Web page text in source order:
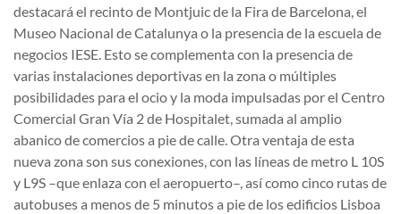
destacará el recinto de Montjuic de la Fira de Barcelona, el
Museo Nacional de Catalunya o la presencia de la escuela de
negocios IESE. Esto se complementa con la presencia de
varias instalaciones deportivas en la zona o múltiples
posibilidades para el ocio y la moda impulsadas por el Centro
Comercial Gran Vía 2 de Hospitalet, sumada al amplio
abanico de comercios a pie de calle. Otra ventaja de esta
nueva zona son sus conexiones, con las líneas de metro L 10S
y L9S –que enlaza con el aeropuerto–, así como cinco rutas de
autobuses a menos de 5 minutos a pie de los edificios Lisboa